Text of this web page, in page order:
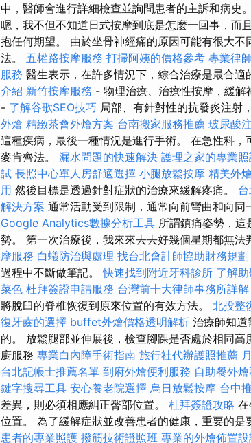
中，醫師會進行詳細檢查並詢問患者的主訴和病史。
嗯，我不但不知道日式按摩到底是怎麼一回事，而
抱任何期望。 由於坐骨神經痛的原因可能有很大
法。 五權路按摩服務 打掃阿姨的價格參考 專業律
服務 醫生表示，在許多情況下，綜合治療是最合適
介紹 新竹按摩服務 - 物理治療、治療性按摩，緩解
- 了解谷歌SEO技巧 局部、有針對性的抗發炎注射
外燴 精緻茶會外燴方案 台南搬家服務推薦 玻尿酸
這種疾病，最後一種情況是進行手術。 在急性科
麥肯齊法。 漏水問題的快速解決 護理之家的專業
試 長照中心單人房舒適選擇 小腿放鬆按摩 精美外
用 然後目標是透過針對症狀的治療來緩解疼痛。
解決方案 通常活動受到限制，通常向前彎曲和向同
Google Analytics數據分析工具 所謂鎮痛姿勢，
勢。 第一次治療後，我來來去去好幾個星期都無
摩服務 白蟻防治與處理 找台北會計師協助財務規劃
過程中不斷做筆記。快速找到附近牙科診所 了解
菜色 杜拜簽證申請服務 台灣前十大律師事務所詳解
將脫臼的脊椎恢復到原來位置的有效方法。 北投整
復牙齒的選擇 buffet外燴價格透明解析 治療師知道
的。 放鬆腿部並伸展後，檢查腳踝是否處於相同
廚服務 專業白內障手術指南 旅行社代辦護照推薦
台北記帳士推薦名單 到府外燴便利服務 自助餐外
鍵字搜尋工具 安心養老院選擇 烏日放鬆按摩 台中
差異，則必須相應糾正臀部位置。 杜拜簽證攻略
位置。 為了緩解症狀並改善患者的健康，重要的
患者的專業照護 撥筋技術證照班 專業的外燴佈置